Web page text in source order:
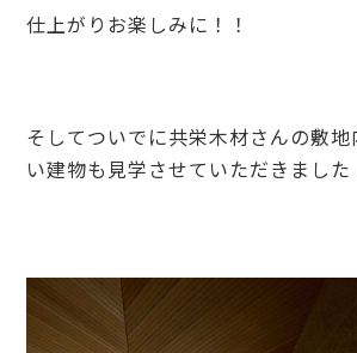
仕上がりお楽しみに！！
そしてついでに共栄木材さんの敷地
い建物も見学させていただきました